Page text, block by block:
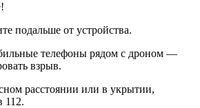
подальше от устройства.
телефоны рядом с дроном —
взрыв.
расстоянии или в укрытии,
112.